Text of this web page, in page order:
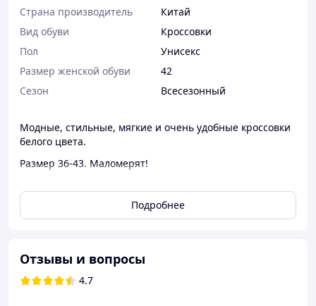
Страна производитель
Китай
Вид обуви
Кроссовки
Пол
Унисекс
Размер женской обуви
42
Сезон
Всесезонный
Модные, стильные, мягкие и очень удобные кроссовки
белого цвета.
Размер 36-43. Маломерят!
еще интересует спрашивайте, с радостью поможем
определиться с выбором!
Подробнее
Отзывы и вопросы
4.7